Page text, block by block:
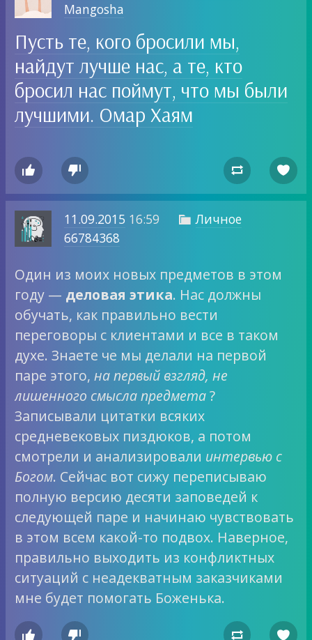
Mangosha
Пусть те, кого бросили мы,
найдут лучше нас, а те, кто
бросил нас поймут, что мы были
лучшими. Омар Хаям
   
11.09.2015 16:59  Личное
66784368
Один из моих новых предметов в этом
году — деловая этика. Нас должны
обучать, как правильно вести
переговоры с клиентами и все в таком
духе. Знаете че мы делали на первой
паре этого,на первый взгляд, не
лишенного смысла предмета?
Записывали цитатки всяких
средневековых пиздюков, а потом
смотрели и анализировали интервью с
Богом. Сейчас вот сижу переписываю
полную версию десяти заповедей к
следующей паре и начинаю чувствовать
в этом всем какой-то подвох. Наверное,
правильно выходить из конфликтных
ситуаций с неадекватным заказчиками
мне будет помогать Боженька.
   